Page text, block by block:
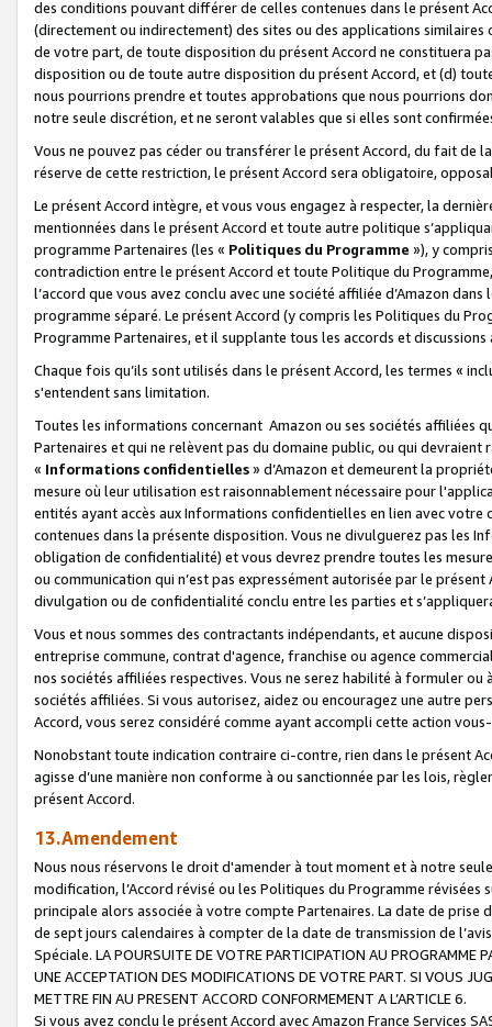
des conditions pouvant différer de celles contenues dans le présent
(directement ou indirectement) des sites ou des applications
de votre part, de toute disposition du présent Accord ne constituera
disposition ou de toute autre disposition du présent Accord, et (d)
nous pourrions prendre et toutes approbations que nous pourrions
notre seule discrétion, et ne seront valables que si elles sont
Vous ne pouvez pas céder ou transférer le présent Accord, du fait de
réserve de cette restriction, le présent Accord sera obligatoire,
Le présent Accord intègre, et vous vous engagez à respecter, la
mentionnées dans le présent Accord et toute autre politique
programme Partenaires (les « Politiques du Programme »), y
contradiction entre le présent Accord et toute Politique du
l’accord que vous avez conclu avec une société affiliée d’Amazon
programme séparé. Le présent Accord (y compris les Politiques du
Programme Partenaires, et il supplante tous les accords et discussions
Chaque fois qu’ils sont utilisés dans le présent Accord, les termes «
s'entendent sans limitation.
Toutes les informations concernant Amazon ou ses sociétés affiliées
Partenaires et qui ne relèvent pas du domaine public, ou qui
« Informations confidentielles» d’Amazon et demeurent la
mesure où leur utilisation est raisonnablement nécessaire pour
entités ayant accès aux Informations confidentielles en lien avec
contenues dans la présente disposition. Vous ne divulguerez pas les
obligation de confidentialité) et vous devrez prendre toutes les
ou communication qui n’est pas expressément autorisée par le
divulgation ou de confidentialité conclu entre les parties et
Vous et nous sommes des contractants indépendants, et aucune
entreprise commune, contrat d'agence, franchise ou agence
nos sociétés affiliées respectives. Vous ne serez habilité à formuler
sociétés affiliées. Si vous autorisez, aidez ou encouragez une autre
Accord, vous serez considéré comme ayant accompli cette action
Nonobstant toute indication contraire ci-contre, rien dans le présent
agisse d’une manière non conforme à ou sanctionnée par les lois,
présent Accord.
13.Amendement
Nous nous réservons le droit d'amender à tout moment et à notre
modification, l’Accord révisé ou les Politiques du Programme
principale alors associée à votre compte Partenaires. La date de
de sept jours calendaires à compter de la date de transmission de
Spéciale. LA POURSUITE DE VOTRE PARTICIPATION AU PROGRAMME
UNE ACCEPTATION DES MODIFICATIONS DE VOTRE PART. SI VOUS
METTRE FIN AU PRESENT ACCORD CONFORMEMENT A L’ARTICLE 6.
Si vous avez conclu le présent Accord avec Amazon France Services